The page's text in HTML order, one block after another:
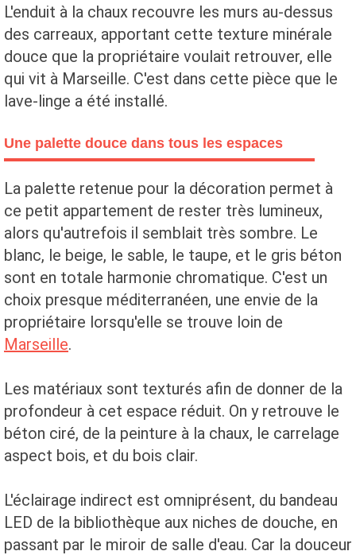
L'enduit à la chaux recouvre les murs au-dessus
des carreaux, apportant cette texture minérale
douce que la propriétaire voulait retrouver, elle
qui vit à Marseille. C'est dans cette pièce que le
lave-linge a été installé.
Une palette douce dans tous les espaces
La palette retenue pour la décoration permet à
ce petit appartement de rester très lumineux,
alors qu'autrefois il semblait très sombre. Le
blanc, le beige, le sable, le taupe, et le gris béton
sont en totale harmonie chromatique. C'est un
choix presque méditerranéen, une envie de la
propriétaire lorsqu'elle se trouve loin de
Marseille.
Les matériaux sont texturés afin de donner de la
profondeur à cet espace réduit. On y retrouve le
béton ciré, de la peinture à la chaux, le carrelage
aspect bois, et du bois clair.
L'éclairage indirect est omniprésent, du bandeau
LED de la bibliothèque aux niches de douche, en
passant par le miroir de salle d'eau. Car la douceur